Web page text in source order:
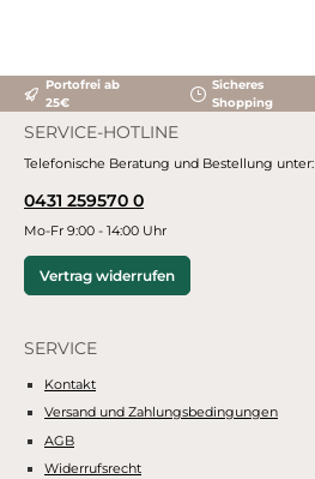
Portofrei ab
25€
Sicheres
Shopping
SERVICE-HOTLINE
Telefonische Beratung und Bestellung unter:
0431 259570 0
Mo-Fr 9:00 - 14:00 Uhr
Vertrag widerrufen
SERVICE
Kontakt
Versand und Zahlungsbedingungen
AGB
Widerrufsrecht